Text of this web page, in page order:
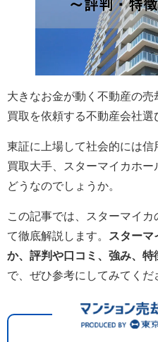
大きなお金が動く不動産の
買取を依頼する不動産会社選
東証に上場して社会的には
買取大手、スターマイカホ
どうなのでしょうか。
この記事では、スターマイ
て徹底解説します。
スターマ
か、評判や口コミ、強み、特
で、ぜひ参考にしてみてくだ